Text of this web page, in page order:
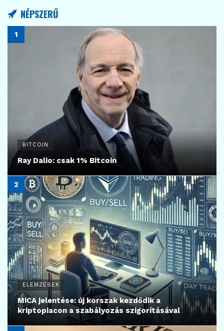
NÉPSZERŰ
BITCOIN
Ray Dalio: csak 1% Bitcoin
ELEMZÉSEK
MiCA jelentése: új korszak kezdődik a
kriptopiacon a szabályozás szigorításával